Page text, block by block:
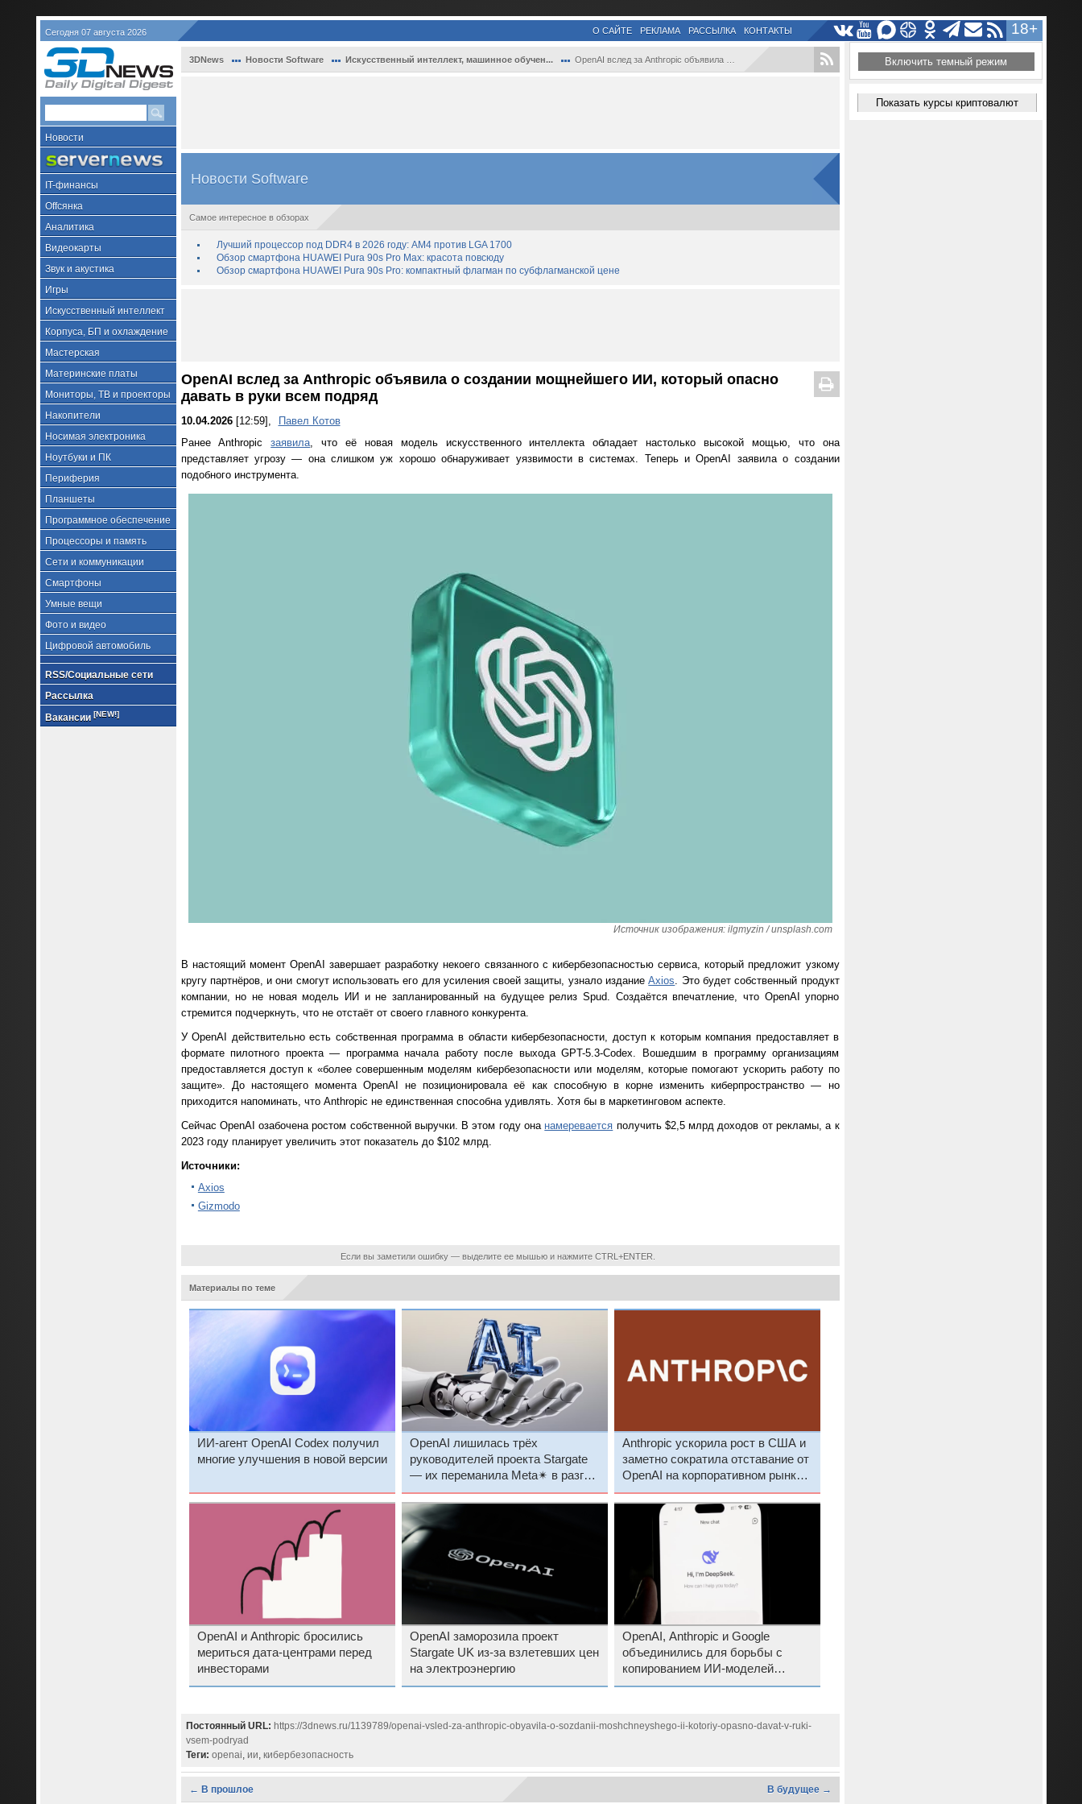
Сегодня 07 августа 2026 18+
О САЙТЕ РЕКЛАМА РАССЫЛКА КОНТАКТЫ
Новости
IT-финансы
Offсянка
Аналитика
Видеокарты
Звук и акустика
Игры
Искусственный интеллект
Корпуса, БП и охлаждение
Мастерская
Материнские платы
Мониторы, ТВ и проекторы
Накопители
Носимая электроника
Ноутбуки и ПК
Периферия
Планшеты
Программное обеспечение
Процессоры и память
Сети и коммуникации
Смартфоны
Умные вещи
Фото и видео
Цифровой автомобиль
RSS/Социальные сети
Рассылка
Вакансии [NEW!]
3DNews Новости Software Искусственный интеллект, машинное обучен... OpenAI вслед за Anthropic объявила о соз...
Новости Software
Самое интересное в обзорах
Лучший процессор под DDR4 в 2026 году: AM4 против LGA 1700
Обзор смартфона HUAWEI Pura 90s Pro Max: красота повсюду
Обзор смартфона HUAWEI Pura 90s Pro: компактный флагман по субфлагманской цене
OpenAI вслед за Anthropic объявила о создании мощнейшего ИИ, который опасно
давать в руки всем подряд
10.04.2026[12:59],
Павел Котов
Ранее Anthropicзаявила, что её новая модель искусственного интеллекта обладает настолько высокой мощью, что она
представляет угрозу — она слишком уж хорошо обнаруживает уязвимости в системах. Теперь и OpenAI заявила о создании
подобного инструмента.
Источник изображения: ilgmyzin / unsplash.com
В настоящий момент OpenAI завершает разработку некоего связанного с кибербезопасностью сервиса, который предложит узкому
кругу партнёров, и они смогут использовать его для усиления своей защиты, узнало изданиеAxios. Это будет собственный продукт
компании, но не новая модель ИИ и не запланированный на будущее релиз Spud. Создаётся впечатление, что OpenAI упорно
стремится подчеркнуть, что не отстаёт от своего главного конкурента.
У OpenAI действительно есть собственная программа в области кибербезопасности, доступ к которым компания предоставляет в
формате пилотного проекта — программа начала работу после выхода GPT-5.3-Codex. Вошедшим в программу организациям
предоставляется доступ к «более совершенным моделям кибербезопасности или моделям, которые помогают ускорить работу по
защите». До настоящего момента OpenAI не позиционировала её как способную в корне изменить киберпространство — но
приходится напоминать, что Anthropic не единственная способна удивлять. Хотя бы в маркетинговом аспекте.
Сейчас OpenAI озабочена ростом собственной выручки. В этом году она намеревается получить $2,5 млрд доходов от рекламы, а к
2023 году планирует увеличить этот показатель до $102 млрд.
Источники:
Axios
Gizmodo
Если вы заметили ошибку — выделите ее мышью и нажмите CTRL+ENTER.
Материалы по теме
ИИ-агент OpenAI Codex получил
многие улучшения в новой версии
OpenAI лишилась трёх
руководителей проекта Stargate
— их переманила Meta✴ в разгар
гонки ИИ
Anthropic ускорила рост в США и
заметно сократила отставание от
OpenAI на корпоративном рынке
ИИ-сервисов
OpenAI и Anthropic бросились
мериться дата-центрами перед
инвесторами
OpenAI заморозила проект
Stargate UK из-за взлетевших цен
на электроэнергию
OpenAI, Anthropic и Google
объединились для борьбы с
копированием ИИ-моделей
китайцами
Постоянный URL: https://3dnews.ru/1139789/openai-vsled-za-anthropic-obyavila-o-sozdanii-moshchneyshego-ii-kotoriy-opasno-davat-v-ruki-
vsem-podryad
Теги: openai, ии, кибербезопасность
← В прошлое В будущее →
Включить темный режим
Показать курсы криптовалют